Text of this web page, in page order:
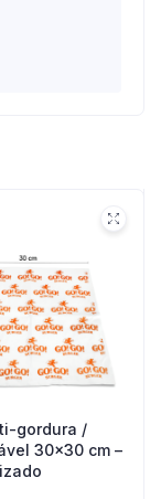
gordura /
30×30 cm –